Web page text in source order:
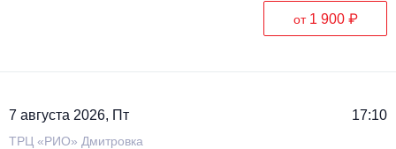
от 1 900 ₽
7 августа 2026, Пт 17:10
ТРЦ «РИО» Дмитровка